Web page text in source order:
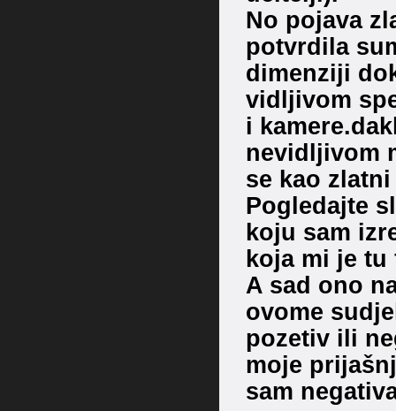
No pojava
potvrdila
dimenziji
vidljivom
i
nevidljivom
se kao zlatni
Pogledajte
koju sam
koja mi je
A sad ono
ovome
pozetiv ili
moje
sam